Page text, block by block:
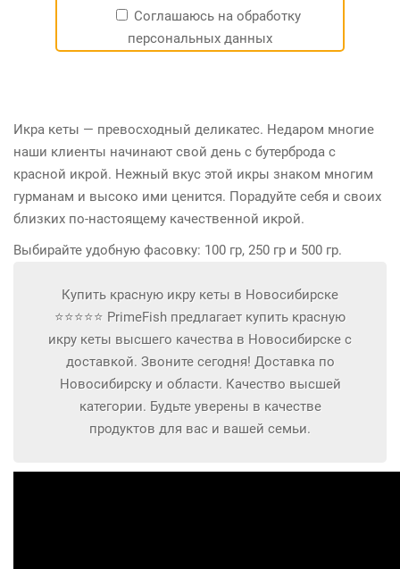
Соглашаюсь на обработку
персональных данных
Икра кеты — превосходный деликатес. Недаром многие
наши клиенты начинают свой день с бутерброда с
красной икрой. Нежный вкус этой икры знаком многим
гурманам и высоко ими ценится. Порадуйте себя и своих
близких по-настоящему качественной икрой.
Выбирайте удобную фасовку: 100 гр, 250 гр и 500 гр.
Купить красную икру кеты в Новосибирске
⭐⭐⭐⭐⭐ PrimeFish предлагает купить красную
икру кеты высшего качества в Новосибирске с
доставкой. Звоните сегодня! Доставка по
Новосибирску и области. Качество высшей
категории. Будьте уверены в качестве
продуктов для вас и вашей семьи.